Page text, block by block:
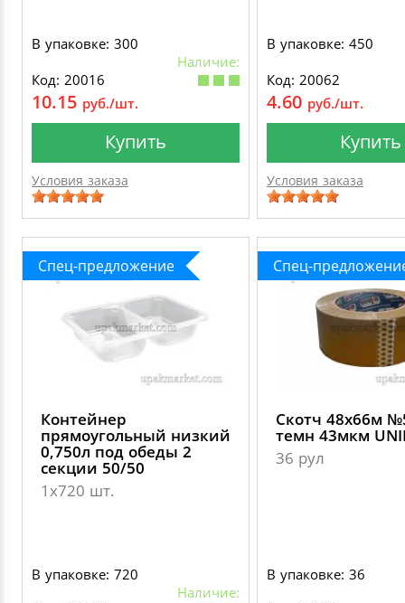
В упаковке: 300
Наличие:
Код: 20016
10.15 руб./шт.
Купить
Условия заказа
В упаковке: 450
Код: 20062
4.60 руб./шт.
Купить
Условия заказа
Спец-предложение
Контейнер
прямоугольный низкий
0,750л под обеды 2
секции 50/50
1х720 шт.
В упаковке: 720
Наличие:
Спец-
Скотч 48х66м
темн 43мкм
36 рул
В упаковке: 36